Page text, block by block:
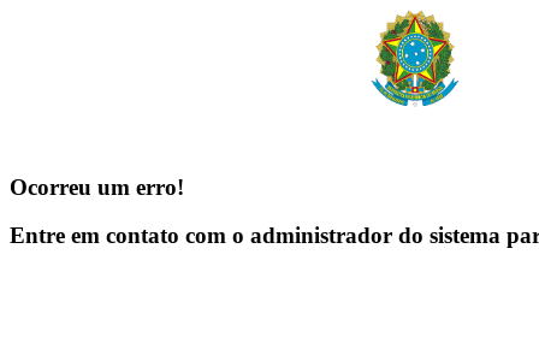
Ocorreu um erro!
Entre em contato com o administrador do sistema